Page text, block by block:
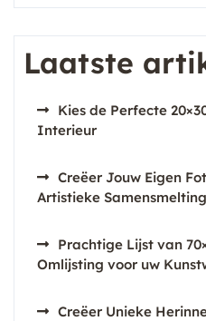
Laatste
Kies de Perfecte
Interieur
Creëer Jouw Eigen
Artistieke
Prachtige Lijst van
Omlijsting voor uw
Creëer Unieke